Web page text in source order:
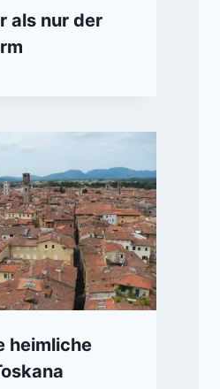
als nur der
heimliche